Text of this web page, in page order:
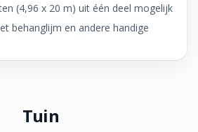
(4,96 x 20 m) uit één deel mogelijk
behanglijm en andere handige
Tuin